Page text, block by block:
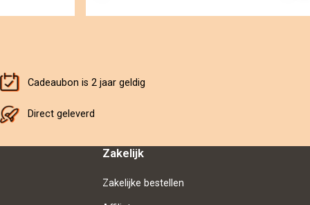
Cadeaubon is 2 jaar geldig
Direct geleverd
Zakelijk
Zakelijke bestellen